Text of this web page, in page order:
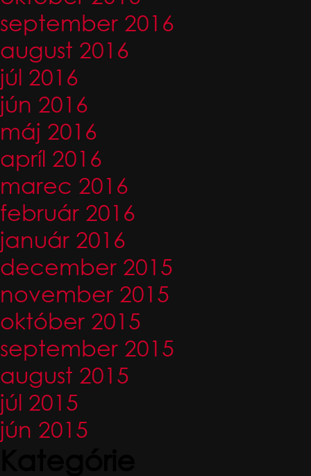
september 2016
august 2016
júl 2016
jún 2016
máj 2016
apríl 2016
marec 2016
február 2016
január 2016
december 2015
november 2015
október 2015
september 2015
august 2015
júl 2015
jún 2015